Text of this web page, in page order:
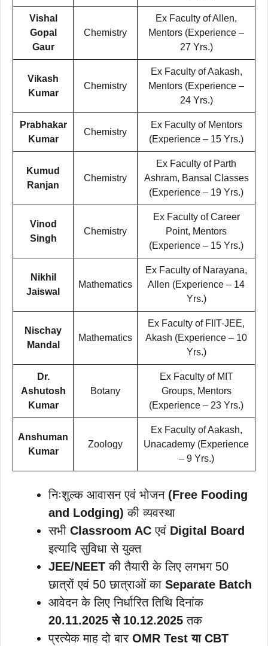
Vishal
Gopal
Gaur
Chemistry
Ex Faculty of Allen,
Mentors (Experience –
27 Yrs.)
Vikash
Kumar
Chemistry
Ex Faculty of Aakash,
Mentors (Experience –
24 Yrs.)
Prabhakar
Kumar
Chemistry
Ex Faculty of Mentors
(Experience – 15 Yrs.)
Kumud
Ranjan
Chemistry
Ex Faculty of Parth
Ashram, Bansal Classes
(Experience – 19 Yrs.)
Vinod
Singh
Chemistry
Ex Faculty of Career
Point, Mentors
(Experience – 15 Yrs.)
Nikhil
Jaiswal
Mathematics
Ex Faculty of Narayana,
Allen (Experience – 14
Yrs.)
Nischay
Mandal
Mathematics
Ex Faculty of FIIT-JEE,
Akash (Experience – 10
Yrs.)
Dr.
Ashutosh
Kumar
Botany
Ex Faculty of MIT
Groups, Mentors
(Experience – 23 Yrs.)
Anshuman
Kumar
Zoology
Ex Faculty of Aakash,
Unacademy (Experience
– 9 Yrs.)
निःशुल्क आवासन एवं भोजन(Free Fooding
and Lodging)की व्यवस्था
सभी Classroom ACएवं Digital Board
इत्यादि सुविधा से युक्त
JEE/NEETकी तैयारी के लिए लगभग 50
छात्रों एवं 50 छात्राओं का Separate Batch
आवेदन के लिए निर्धारित तिथि दिनांक
20.11.2025 से 10.12.2025 तक
प्रत्येक माह दो बार OMR Test या CBT